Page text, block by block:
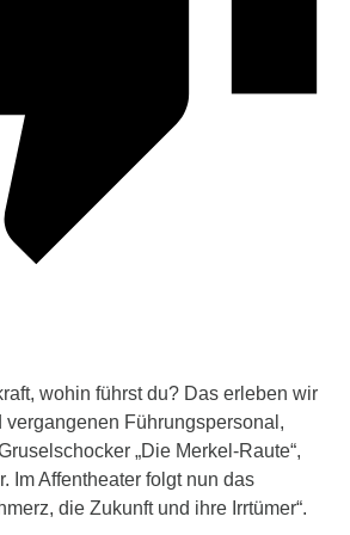
wohin führst du? Das erleben wir
vergangenen Führungspersonal,
„Die Merkel-Raute“,
Im Affentheater folgt nun das
die Zukunft und ihre Irrtümer“.